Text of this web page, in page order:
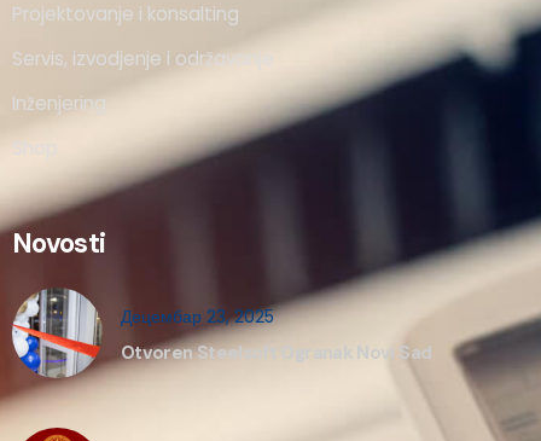
Projektovanje i konsalting
Servis, izvodjenje i održavanje
Inženjering
Shop
Novosti
Децембар 23, 2025
Otvoren Steelsoft Ogranak Novi Sad